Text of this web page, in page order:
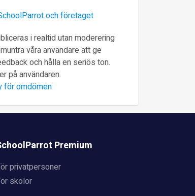
och företaget
i realtid utan moderering
våra användare att ge
och hålla en seriös ton.
på användaren.
för omdömen
Premium
privatpersoner
skolor